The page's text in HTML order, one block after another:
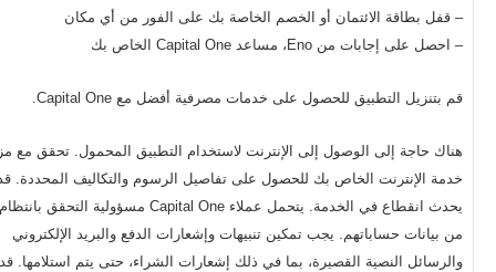
– قفل بطاقة الائتمان أو الخصم الخاصة بك على الفور من أي مكان
– احصل على إجابات من Eno، مساعد Capital One الخاص بك
قم بتنزيل التطبيق للحصول على خدمات مصرفية أفضل مع Capital One.
هناك حاجة إلى الوصول إلى الإنترنت لاستخدام التطبيق المحمول. تحقق مع
خدمة الإنترنت الخاص بك للحصول على تفاصيل الرسوم والتكاليف المحددة.
يحدث انقطاع في الخدمة. يتحمل عملاء Capital One مسؤولية التحقق بانتظام
من بيانات حساباتهم. يجب تمكين تنبيهات وإشعارات الدفع والبريد الإلكتروني
والرسائل النصية القصيرة، بما في ذلك إشعارات الشراء، حتى يتم استلامها. قد